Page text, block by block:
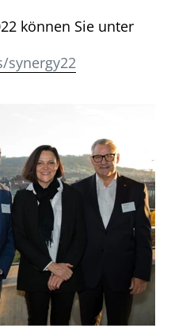
können Sie unter
synergy22